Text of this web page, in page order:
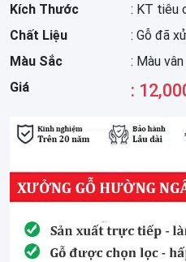
Kích Thước
: KT tiêu
Chất Liệu
: Gỗ đã
Màu Sắc
: Màu
Giá
: